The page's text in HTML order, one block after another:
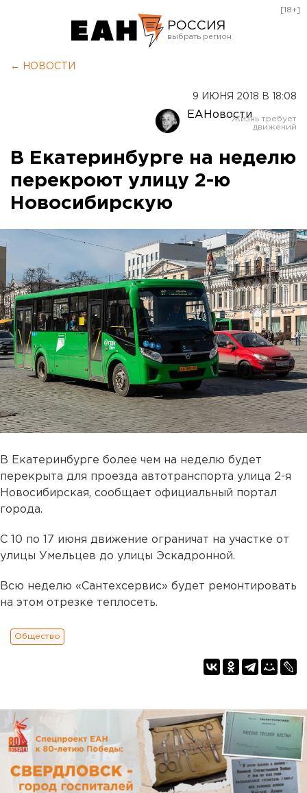
РОССИЯ
Оренбург
[18+]
← НОВОСТИ
9 ИЮНЯ 2018 В 18:08
ЕАНовости
В Екатеринбурге на неделю
перекроют улицу 2-ю
Новосибирскую
В Екатеринбурге более чем на неделю будет
перекрыта для проезда автотранспорта улица 2-я
Новосибирская, сообщает официальный портал
города.
С 10 по 17 июня движение ограничат на участке от
улицы Умельцев до улицы Эскадронной.
Всю неделю «Сантехсервис» будет ремонтировать
на этом отрезке теплосеть.
Общество